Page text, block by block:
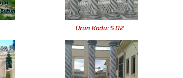
Ürün Kodu: S 02